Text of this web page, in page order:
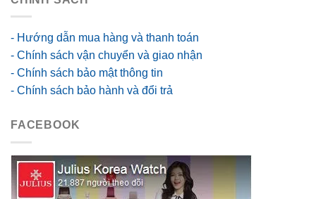
- Hướng dẫn mua hàng và thanh toán
- Chính sách vận chuyển và giao nhận
- Chính sách bảo mật thông tin
- Chính sách bảo hành và đổi trả
FACEBOOK